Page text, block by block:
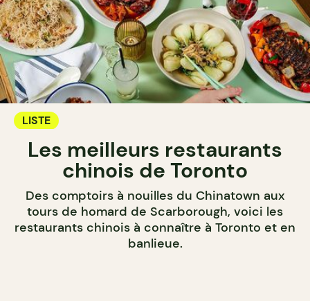
LISTE
Les meilleurs restaurants
chinois de Toronto
Des comptoirs à nouilles du Chinatown aux
tours de homard de Scarborough, voici les
restaurants chinois à connaître à Toronto et en
banlieue.